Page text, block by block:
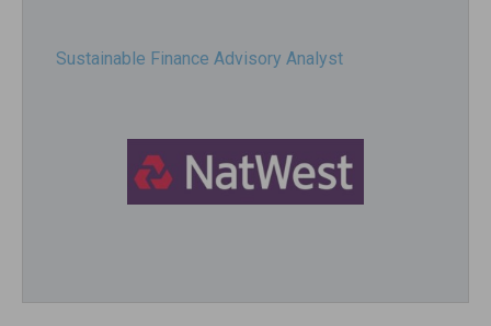
Sustainable Finance Advisory Analyst
Director, Impact Investing